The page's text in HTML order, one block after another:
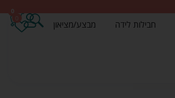
חבילות לידה מבצע/מציאון
0